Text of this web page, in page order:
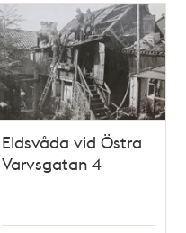
Eldsvåda vid Östra
Varvsgatan 4